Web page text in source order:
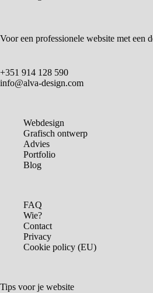
Voor een professionele website met een
+351 914 128 590
info@alva-design.com
Webdesign
Grafisch ontwerp
Advies
Portfolio
Blog
FAQ
Wie?
Contact
Privacy
Cookie policy (EU)
Tips voor je website